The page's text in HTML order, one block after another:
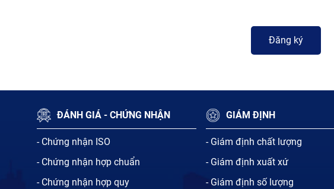
ĐÁNH GIÁ - CHỨNG NHẬN
- Chứng nhận ISO
- Chứng nhận hợp chuẩn
- Chứng nhận hợp quy
GIÁM ĐỊNH
- Giám định chất lượng
- Giám định xuất xứ
- Giám định số lượng